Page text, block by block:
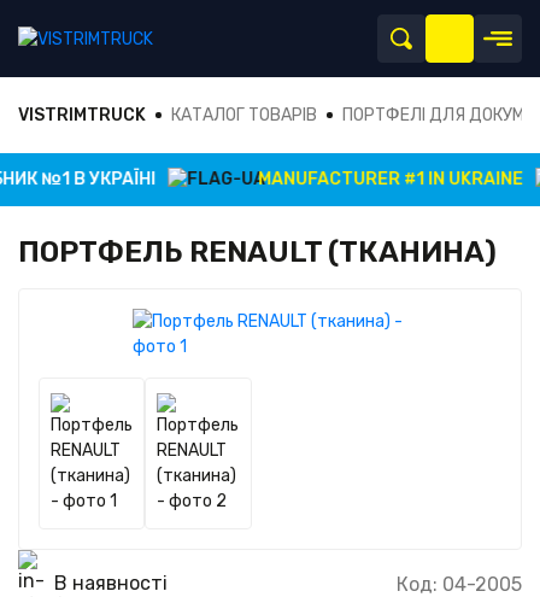
VISTRIMTRUCK КАТАЛОГ ТОВАРІВ ПОРТФЕЛІ ДЛЯ
№1 В УКРАЇНІ MANUFACTURER #1 IN UKRAINE
ПОРТФЕЛЬ RENAULT (ТКАНИНА)
В наявності Код: 04-2005